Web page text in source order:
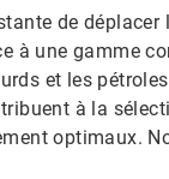
de déplacer
à une gamme
et les
à la
optimaux.